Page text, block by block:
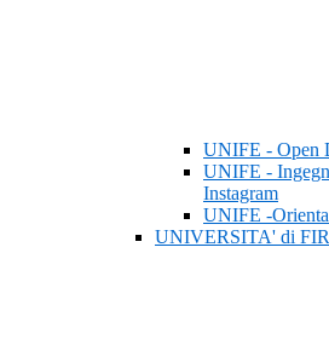
UNIFE - Open
UNIFE -
Instagram
UNIFE -
UNIVERSITA' di